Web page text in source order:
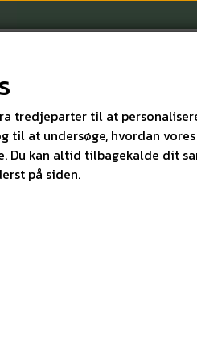
off.,
tredjeparter til at
til at undersøge, hvordan vores
Du kan altid tilbagekalde dit
på siden.